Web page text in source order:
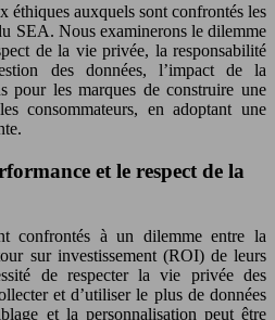
éthiques auxquels sont confrontés les
SEA. Nous examinerons le dilemme
de la vie privée, la responsabilité
des données, l’impact de la
pour les marques de construire une
consommateurs, en adoptant une
et le respect de la
confrontés à un dilemme entre la
sur investissement (ROI) de leurs
de respecter la vie privée des
et d’utiliser le plus de données
et la personnalisation peut être